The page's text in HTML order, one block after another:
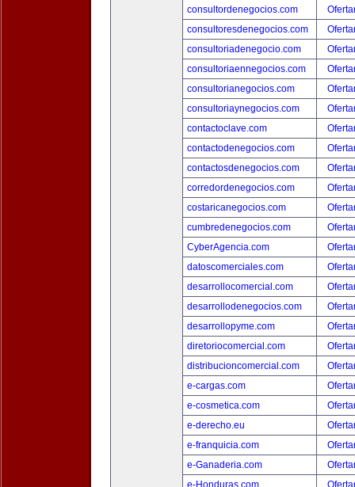
consultordenegocios.com
consultoresdenegocios.com
consultoriadenegocio.com
consultoriaennegocios.com
consultorianegocios.com
consultoriaynegocios.com
contactoclave.com
contactodenegocios.com
contactosdenegocios.com
corredordenegocios.com
costaricanegocios.com
cumbredenegocios.com
CyberAgencia.com
datoscomerciales.com
desarrollocomercial.com
desarrollodenegocios.com
desarrollopyme.com
diretoriocomercial.com
distribucioncomercial.com
e-cargas.com
e-cosmetica.com
e-derecho.eu
e-franquicia.com
e-Ganaderia.com
e-Honduras.com